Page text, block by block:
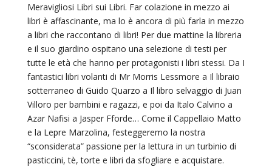
Meravigliosi Libri sui Libri. Far colazione in mezzo ai
libri è affascinante, ma lo è ancora di più farla in mezzo
a libri che raccontano di libri! Per due mattine la libreria
e il suo giardino ospitano una selezione di testi per
tutte le età che hanno per protagonisti i libri stessi. Da I
fantastici libri volanti di Mr Morris Lessmore a Il libraio
sotterraneo di Guido Quarzo a Il libro selvaggio di Juan
Villoro per bambini e ragazzi, e poi da Italo Calvino a
Azar Nafisi a Jasper Fforde… Come il Cappellaio Matto
e la Lepre Marzolina, festeggeremo la nostra
“sconsiderata” passione per la lettura in un turbinio di
pasticcini, tè, torte e libri da sfogliare e acquistare.